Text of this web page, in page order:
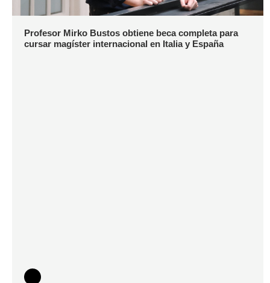
Profesor Mirko Bustos obtiene beca completa para
cursar magíster internacional en Italia y España